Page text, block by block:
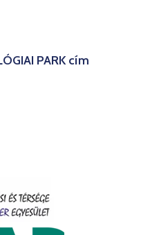
PARK cím